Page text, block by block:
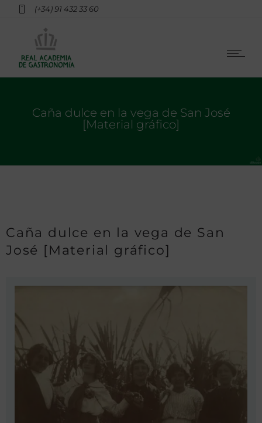
(+34) 91 432 33 60
Caña dulce en la vega de San José
[Material gráfico]
Caña dulce en la vega de San
José [Material gráfico]